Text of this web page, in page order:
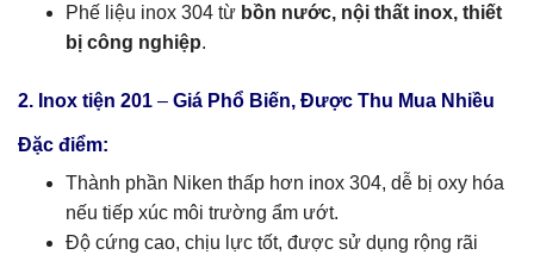
Phế liệu inox 304 từ bồn nước, nội thất inox, thiết
bị công nghiệp.
2. Inox tiện 201 – Giá Phổ Biến, Được Thu Mua Nhiều
Đặc điểm:
Thành phần Niken thấp hơn inox 304, dễ bị oxy hóa
nếu tiếp xúc môi trường ẩm ướt.
Độ cứng cao, chịu lực tốt, được sử dụng rộng rãi